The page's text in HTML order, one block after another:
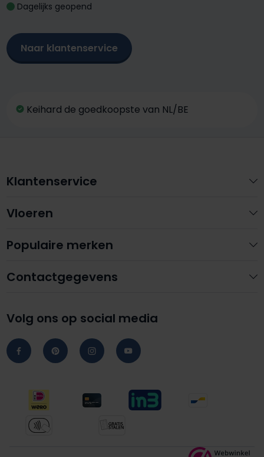
Dagelijks geopend
Naar klantenservice
Keihard de goedkoopste van NL/BE
Contactgegevens
Volg ons op social media
Klantenservice
Vloeren
Populaire merken